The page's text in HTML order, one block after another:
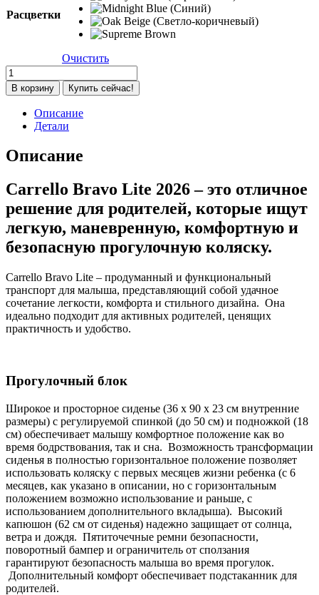
Расцветки
Очистить
Количество
товара
Коляска
прогулочная
Carrello
Lite
CRL-
/
Oak
Beige
(Светло-
коричневый)
В корзину Купить сейчас!
Описание
Детали
Описание
Carrello Bravo Lite 2026 – это отличное
решение для родителей, которые ищут
легкую, маневренную, комфортную и
безопасную прогулочную коляску.
Carrello Bravo Lite – продуманный и функциональный
транспорт для малыша, представляющий собой удачное
сочетание легкости, комфорта и стильного дизайна. Она
идеально подходит для активных родителей, ценящих
практичность и удобство.
Прогулочный блок
Широкое и просторное сиденье (36 х 90 х 23 см внутренние
размеры) с регулируемой спинкой (до 50 см) и подножкой (18
см) обеспечивает малышу комфортное положение как во
время бодрствования, так и сна. Возможность трансформации
сиденья в полностью горизонтальное положение позволяет
использовать коляску с первых месяцев жизни ребенка (с 6
месяцев, как указано в описании, но с горизонтальным
положением возможно использование и раньше, с
использованием дополнительного вкладыша). Высокий
капюшон (62 см от сиденья) надежно защищает от солнца,
ветра и дождя. Пятиточечные ремни безопасности,
поворотный бампер и ограничитель от сползания
гарантируют безопасность малыша во время прогулок.
Дополнительный комфорт обеспечивает подстаканник для
родителей.